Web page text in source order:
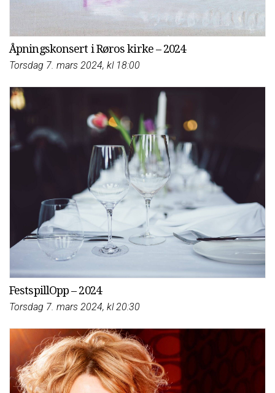
Åpningskonsert i Røros kirke – 2024
Torsdag 7. mars 2024, kl 18:00
FestspillOpp – 2024
Torsdag 7. mars 2024, kl 20:30